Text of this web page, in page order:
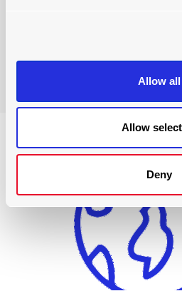
Allow all
Allow
Deny